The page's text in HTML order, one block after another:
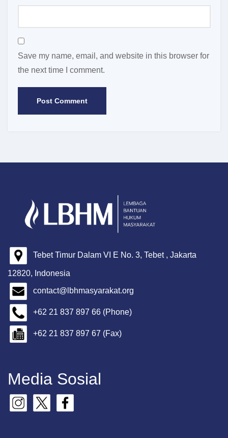
Save my name, email, and website in this browser for
the next time I comment.
Tebet Timur Dalam VI E No. 3, Tebet , Jakarta
12820, Indonesia
contact@lbhmasyarakat.org
+62 21 837 897 66 (Phone)
+62 21 837 897 67 (Fax)
Media Sosial